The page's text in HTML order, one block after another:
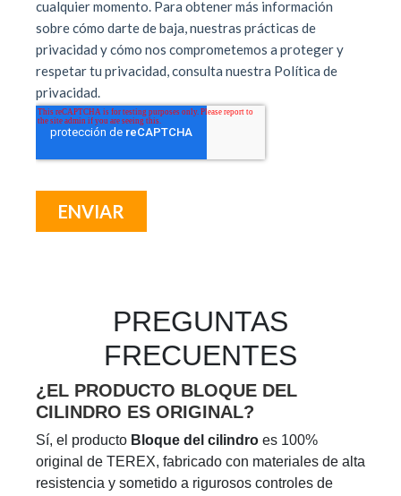
PREGUNTAS
FRECUENTES
¿EL PRODUCTO BLOQUE DEL
CILINDRO ES ORIGINAL?
Sí, el producto Bloque del cilindro es 100%
original de TEREX, fabricado con materiales de alta
resistencia y sometido a rigurosos controles de